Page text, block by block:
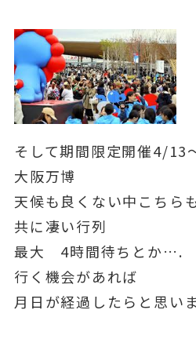
そして期間限定開催4/13
大阪万博
天候も良くない中こちら
共に凄い行列
最大 4時間待ちとか….
行く機会があれば
月日が経過したらと思いま